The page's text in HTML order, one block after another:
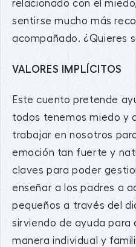
relacionado con el
sentirse mucho más
acompañado. ¿Quieres
VALORES IMPLÍCITOS
Este cuento pretende
todos tenemos miedo y
trabajar en nosotros
emoción tan fuerte y
claves para poder
enseñar a los padres a
pequeños a través del
sirviendo de ayuda para
manera individual y